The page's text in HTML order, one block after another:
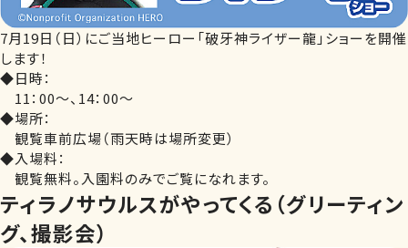
7月19日（日）にご当地ヒーロー「破牙神ライザー龍」ショーを開催
します！
◆日時：
11：00～、14：00～
◆場所：
観覧車前広場（雨天時は場所変更）
◆入場料：
観覧無料。入園料のみでご覧になれます。
ティラノサウルスがやってくる（グリーティン
グ、撮影会）